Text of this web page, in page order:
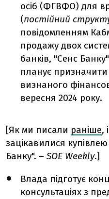
осіб (ФГВФО) для
(постійний
повідомленням
продажу двох
банків, "Сенс
планує
визнаного
вересня 2024 року.
[Як ми писали раніше,
зацікавилися
Банку". – SOE Weekly.]
Влада підготує
консультаціях з